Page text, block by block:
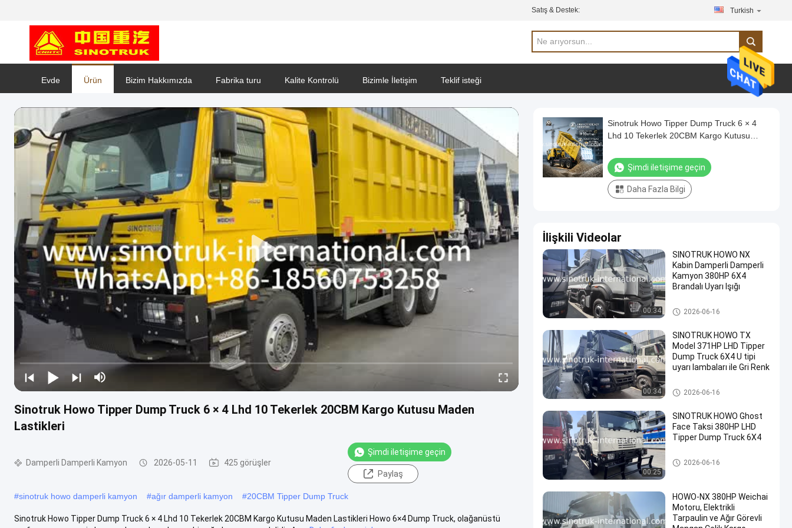
Satış & Destek: Turkish
Evde Ürün Bizim Hakkımızda Fabrika turu Kalite Kontrolü Bizimle İletişim Teklif isteği
Sinotruk Howo Tipper Dump Truck 6 × 4 Lhd 10 Tekerlek 20CBM Kargo Kutusu Maden
Lastikleri
Damperli Damperli Kamyon 2026-05-11 425 görüşler
Şimdi iletişime geçin
Paylaş
#sinotruk howo damperli kamyon #ağır damperli kamyon #20CBM Tipper Dump Truck
Sinotruk Howo Tipper Dump Truck 6 × 4 Lhd 10 Tekerlek 20CBM Kargo Kutusu Maden Lastikleri Howo 6×4 Dump Truck, olağanüstü
Sinotruk Howo Tipper Dump Truck 6 × 4
Lhd 10 Tekerlek 20CBM Kargo Kutusu
Şimdi iletişime geçin
Daha Fazla Bilgi
İlişkili Videolar
00:34
SINOTRUK HOWO NX
Kabin Damperli Damperli
Kamyon 380HP 6X4
Brandalı Uyarı Işığı
Damperli Damperli Kamyon
2026-06-16
00:34
SINOTRUK HOWO TX
Model 371HP LHD Tipper
Dump Truck 6X4 U tipi
uyarı lambaları ile Gri Renk
Damperli Damperli Kamyon
2026-06-16
00:25
SINOTRUK HOWO Ghost
Face Taksi 380HP LHD
Tipper Dump Truck 6X4
Damperli Damperli Kamyon
2026-06-16
HOWO-NX 380HP Weichai
Motoru, Elektrikli
Tarpaulin ve Ağır Görevli